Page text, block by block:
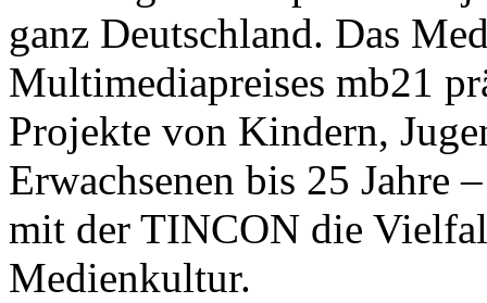
ganz Deutschland. Das
Multimediapreises mb21
Projekte von Kindern,
Erwachsenen bis 25 Jahre
mit der TINCON die
Medienkultur.